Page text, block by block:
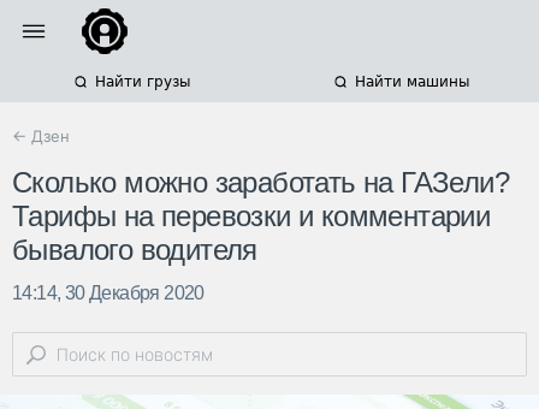
Найти грузы Найти машины
← Дзен
Сколько можно заработать на ГАЗели?
Тарифы на перевозки и комментарии
бывалого водителя
14:14, 30 Декабря 2020